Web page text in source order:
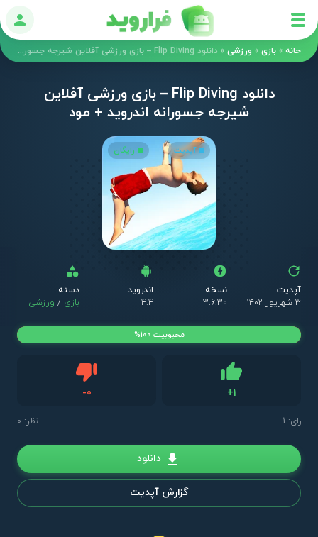
ورود
خانه » بازی » ورزشی » دانلود Flip Diving – بازی ورزشی آفلاین شیرجه جسورانه اندروید + مود
دانلود Flip Diving – بازی ورزشی آفلاین
شیرجه جسورانه اندروید + مود
آپدیت رایگان
آپدیت
۳ شهریور ۱۴۰۲
نسخه
3.6.30
اندروید
4.4
دسته
بازی / ورزشی
+1
-0دیس لایک
رای: 1 نظر: 0
محبوبیت 100%
دانلود
گزارش آپدیت